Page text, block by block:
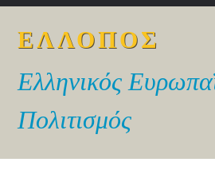
ΕΛΛΟΠΟΣ
Ελληνικός
Πολιτισμός